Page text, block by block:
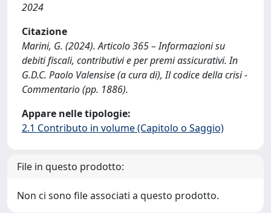
2024
Citazione
Marini, G. (2024). Articolo 365 – Informazioni su
debiti fiscali, contributivi e per premi assicurativi. In
G.D.C. Paolo Valensise (a cura di), Il codice della crisi -
Commentario (pp. 1886).
Appare nelle tipologie:
2.1 Contributo in volume (Capitolo o Saggio)
File in questo prodotto:
Non ci sono file associati a questo prodotto.